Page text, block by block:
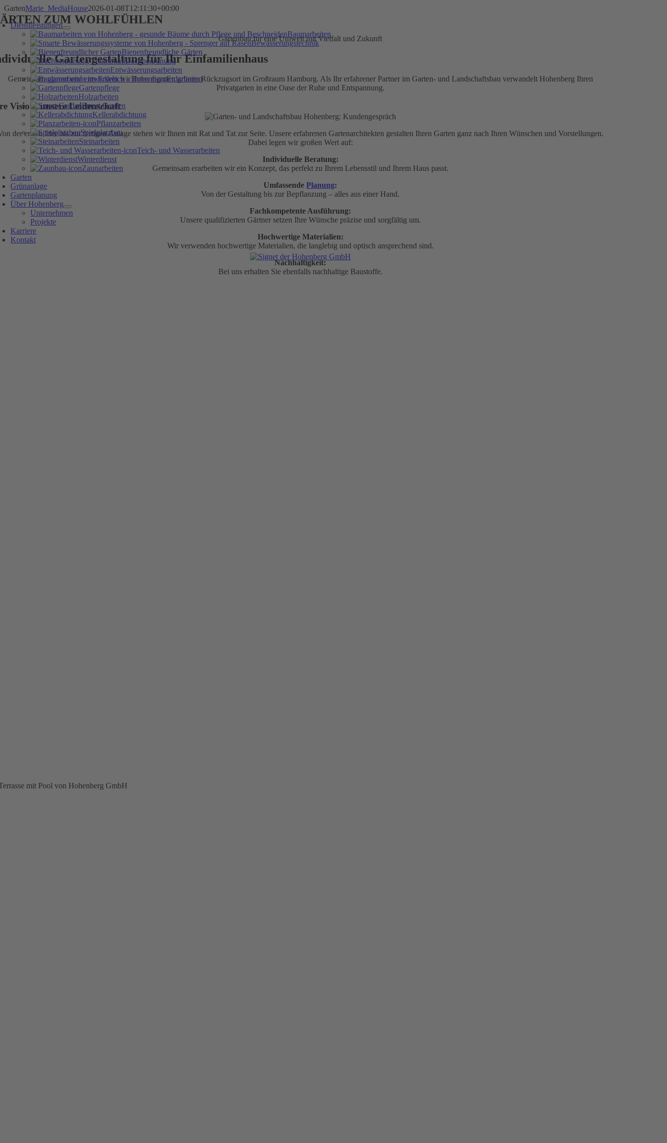
Skip
to
content
Dienstleistungen
Baumarbeiten
Bewässerungstechnik
Bienenfreundliche Gärten
Dachbegrünung
Entwässerungsarbeiten
Erdarbeiten
Gartenpflege
Holzarbeiten
Smart Garden
Kellerabdichtung
Pflanzarbeiten
Spielplatzbau
Steinarbeiten
Teich- und Wasserarbeiten
Winterdienst
Zaunarbeiten
Garten
Grünanlage
Gartenplanung
Über Hohenberg
Unternehmen
Projekte
Karriere
Kontakt
GartenMarie_MediaHouse2026-01-08T12:11:30+00:00
ZUM WOHLFÜHLEN
Gartenbau für eine Umwelt mit Vielfalt und Zukunft
Gartengestaltung für Ihr Einfamilienhaus
Gemeinsamplanen und entwickelnwir Ihren eigenen grünen Rückzugsort im Großraum Hamburg. Als Ihr erfahrener Partner im Garten- und Landschaftsbau verwandelt Hohenberg Ihren
Privatgarten in eine Oase der Ruhe und Entspannung.
Vision, unsere Leidenschaft
der ersten Idee bis zur fertigen Anlage stehen wir Ihnen mit Rat und Tat zur Seite. Unsere erfahrenen Gartenarchitekten gestalten Ihren Garten ganz nach Ihren Wünschen und Vorstellungen.
Dabei legen wir großen Wert auf:
Individuelle Beratung:
Gemeinsam erarbeiten wir ein Konzept, das perfekt zu Ihrem Lebensstil und Ihrem Haus passt.
UmfassendePlanung:
Von der Gestaltung bis zur Bepflanzung – alles aus einer Hand.
Fachkompetente Ausführung:
Unsere qualifizierten Gärtner setzen Ihre Wünsche präzise und sorgfältig um.
Hochwertige Materialien:
Wir verwenden hochwertige Materialien, die langlebig und optisch ansprechend sind.
Nachhaltigkeit:
Bei uns erhalten Sie ebenfalls nachhaltige Baustoffe.